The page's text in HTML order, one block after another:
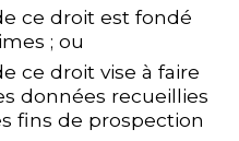
ce droit est fondé
; ou
ce droit vise à faire
données recueillies
fins de prospection